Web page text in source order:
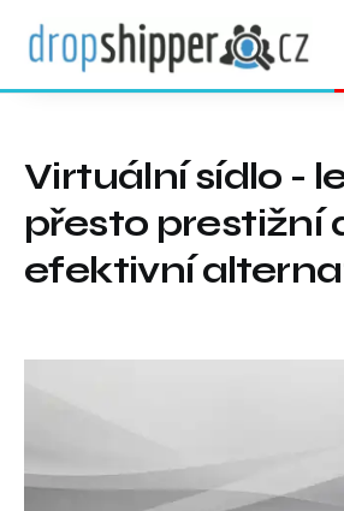
Virtuální sídlo -
přesto prestižní
efektivní